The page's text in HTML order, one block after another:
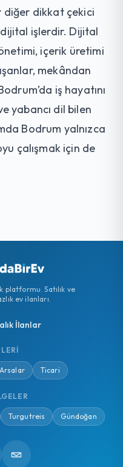
diğer dikkat çekici
işlerdir. Dijital
içerik üretimi
mekândan
iş hayatını
yabancı dil bilen
Bodrum yalnızca
çalışmak için de
platformu. Satılık ve
ev ilanları.
İlanlar
Arsalar Ticari
Turgutreis Gündoğan